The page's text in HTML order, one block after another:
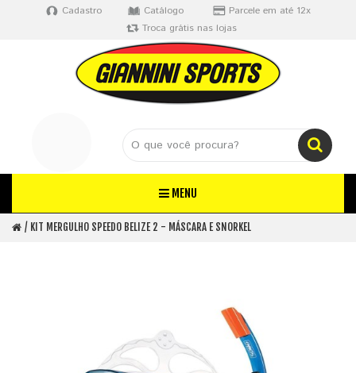
Cadastro Catálogo
Parcele em até 12x
Troca grátis nas lojas
MENU
KIT MERGULHO SPEEDO BELIZE 2 - MÁSCARA E SNORKEL